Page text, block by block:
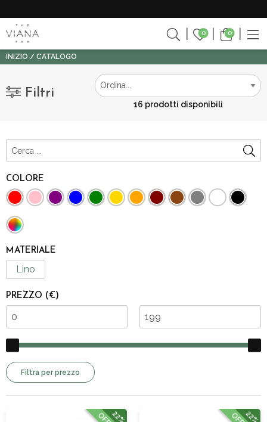
0 0
INIZIO CATALOGO
Filtri
16 prodotti disponibili
COLORE
MATERIALE
Lino
PREZZO (€)
Filtra per prezzo
22% 22%